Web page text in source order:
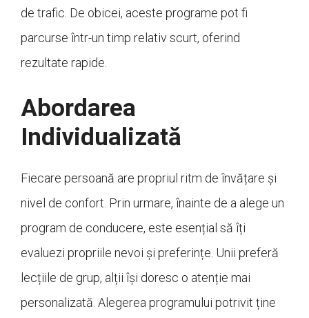
de trafic. De obicei, aceste programe pot fi
parcurse într-un timp relativ scurt, oferind
rezultate rapide.
Abordarea
Individualizată
Fiecare persoană are propriul ritm de învățare și
nivel de confort. Prin urmare, înainte de a alege un
program de conducere, este esențial să îți
evaluezi propriile nevoi și preferințe. Unii preferă
lecțiile de grup, alții își doresc o atenție mai
personalizată. Alegerea programului potrivit ține